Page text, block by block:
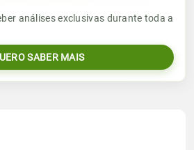
Umidade do ar
28%62%
Lua
Umidade do ar
Vento
ESE - 14km/h
análises exclusivas durante toda a
SABER MAIS